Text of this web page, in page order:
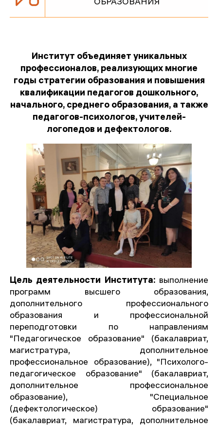
ОБРАЗОВАНИЯ
Институт объединяет уникальных
профессионалов, реализующих многие
годы стратегии образования и повышения
квалификации педагогов дошкольного,
начального, среднего образования, а также
педагогов-психологов, учителей-
логопедов и дефектологов.
Цель деятельности Института: выполнение
программ высшего образования,
дополнительного профессионального
образования и профессиональной
переподготовки по направлениям
"Педагогическое образование" (бакалавриат,
магистратура, дополнительное
профессиональное образование), "Психолого-
педагогическое образование" (бакалавриат,
дополнительное профессиональное
образование), "Специальное
(дефектологическое) образование"
(бакалавриат, магистратура, дополнительное